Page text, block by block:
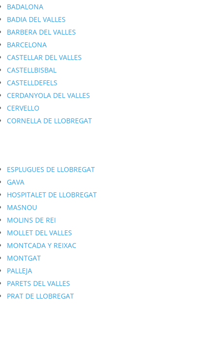
BADALONA
BADIA DEL VALLES
BARBERA DEL VALLES
BARCELONA
CASTELLAR DEL VALLES
CASTELLBISBAL
CASTELLDEFELS
CERDANYOLA DEL VALLES
CERVELLO
CORNELLA DE LLOBREGAT
ESPLUGUES DE LLOBREGAT
GAVA
HOSPITALET DE LLOBREGAT
MASNOU
MOLINS DE REI
MOLLET DEL VALLES
MONTCADA Y REIXAC
MONTGAT
PALLEJA
PARETS DEL VALLES
PRAT DE LLOBREGAT